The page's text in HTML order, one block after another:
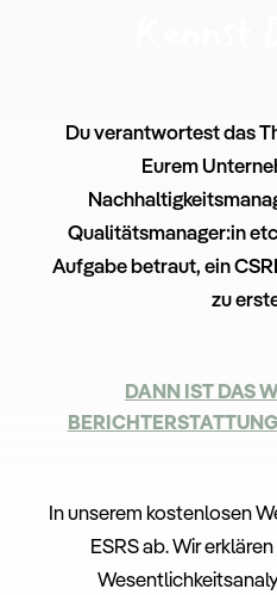
Du verantwortest das
Eurem
Qualitätsmanager:in
Aufgabe betraut, ein
zu
DANN IST DAS
In unserem kostenlosen
ESRS ab. Wir